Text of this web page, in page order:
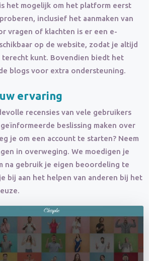
het mogelijk om het platform eerst
inclusief het aanmaken van
vragen of klachten is er een e-
op de website, zodat je altijd
terecht kunt. Bovendien biedt het
blogs voor extra ondersteuning.
ervaring
recensies van vele gebruikers
beslissing maken over
je om een account te starten? Neem
in overweging. We moedigen je
na gebruik je eigen beoordeling te
bij aan het helpen van anderen bij het